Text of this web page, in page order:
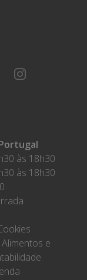
às 18h30
às 18h30
e